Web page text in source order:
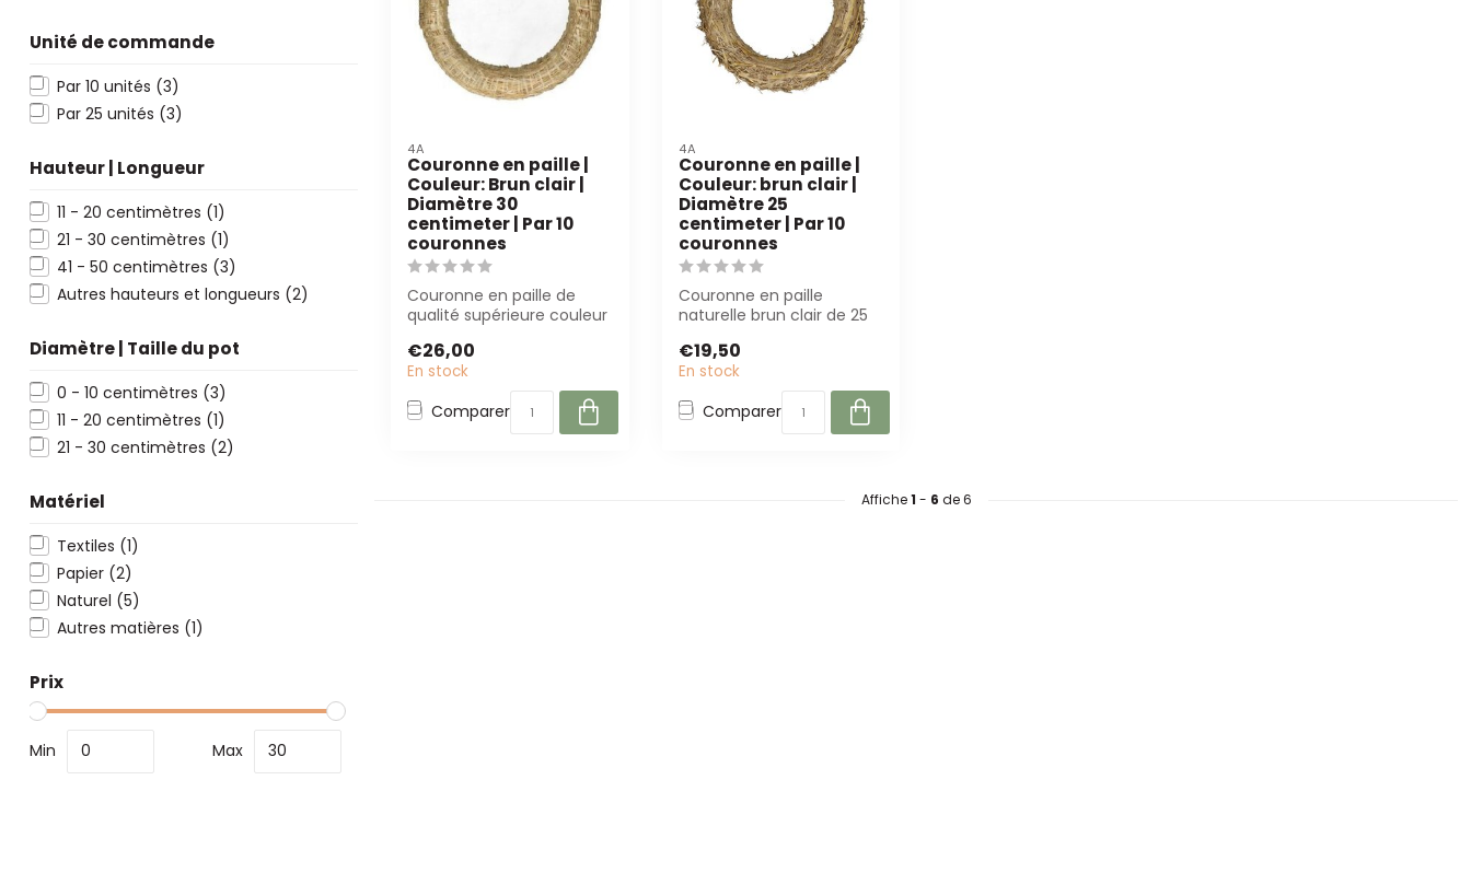
Unité de commande
Par 10 unités (3)
Par 25 unités (3)
Hauteur | Longueur
11 - 20 centimètres (1)
21 - 30 centimètres (1)
41 - 50 centimètres (3)
Autres hauteurs et longueurs (2)
Diamètre | Taille du pot
0 - 10 centimètres (3)
11 - 20 centimètres (1)
21 - 30 centimètres (2)
Matériel
Textiles (1)
Papier (2)
Naturel (5)
Autres matières (1)
Prix
Min Max
4A
Couronne en paille |
Couleur: Brun clair |
Diamètre 30
centimeter | Par 10
couronnes
Couronne en paille de
qualité supérieure couleur
parfaite p...
€26,00
En stock
Comparer
4A
Couronne en paille |
Couleur: brun clair |
Diamètre 25
centimeter | Par 10
couronnes
Couronne en paille
naturelle brun clair de 25
pour fl...
€19,50
En stock
Comparer
Affiche1 - 6 de 6